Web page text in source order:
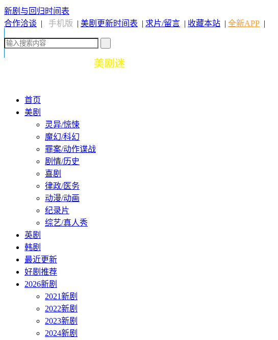
新剧与回归时间表
合作洽谈 | 手机版 | 美剧更新时间表 | 求片/留言 | 收藏本站 | 全新APP |
首页
美剧
灵异/惊悚
魔幻/科幻
罪案/动作谍战
剧情/历史
喜剧
律政/医务
动漫/动画
纪录片
综艺/真人秀
英剧
韩剧
最近更新
好剧推荐
2026新剧
2021新剧
2022新剧
2023新剧
2024新剧